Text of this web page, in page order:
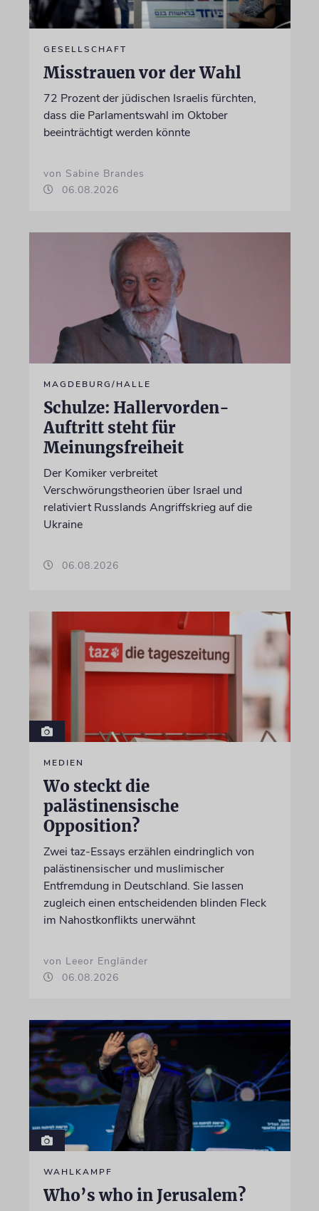
GESELLSCHAFT
Misstrauen vor der Wahl
72 Prozent der jüdischen Israelis fürchten,
dass die Parlamentswahl im Oktober
beeinträchtigt werden könnte
von Sabine Brandes
06.08.2026
MAGDEBURG/HALLE
Schulze: Hallervorden-
Auftritt steht für
Meinungsfreiheit
Der Komiker verbreitet
Verschwörungstheorien über Israel und
relativiert Russlands Angriffskrieg auf die
Ukraine
06.08.2026
MEDIEN
Wo steckt die
palästinensische
Opposition?
Zwei taz-Essays erzählen eindringlich von
palästinensischer und muslimischer
Entfremdung in Deutschland. Sie lassen
zugleich einen entscheidenden blinden Fleck
im Nahostkonflikts unerwähnt
von Leeor Engländer
06.08.2026
WAHLKAMPF
Who’s who in Jerusalem?